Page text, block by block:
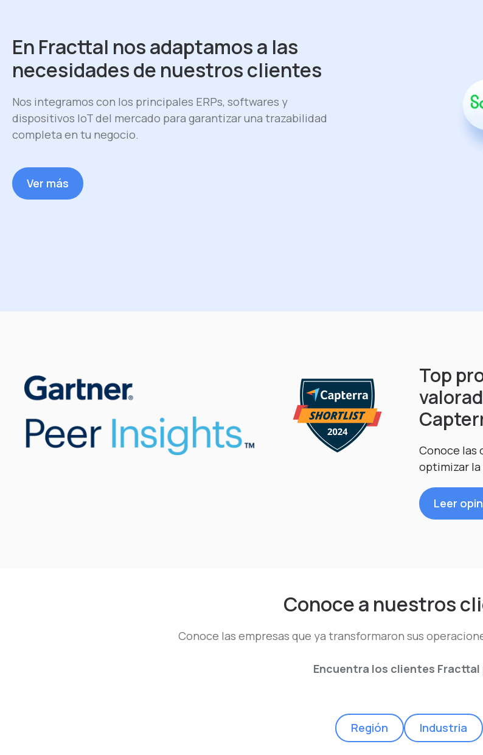
En Fracttal nos adaptamos a las
necesidades de nuestros clientes
Nos integramos con los principales ERPs, softwares y
dispositivos IoT del mercado para garantizar una trazabilidad
completa en tu negocio.
Ver más
Top
Conoce las
optimizar
Leer
Conoce a nuestros
Conoce las empresas que ya transformaron sus
Encuentra los clientes Fracttal
Región Industria